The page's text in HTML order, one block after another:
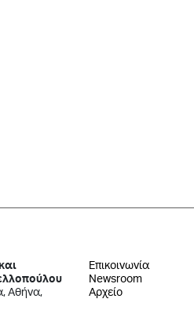
Αθήνα,
Επικοινωνία
Newsroom
Αρχείο